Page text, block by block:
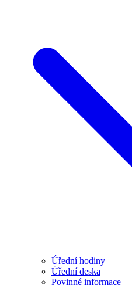
Úřední hodiny
Úřední deska
Povinné informace